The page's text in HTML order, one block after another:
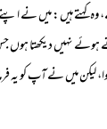
کہتے ہیں: میں نے اپنے
نہیں دیکھتا ہوں
لیکن میں نے آپ کو یہ